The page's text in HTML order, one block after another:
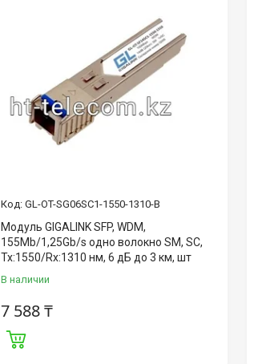
GL-OT-SG06SC1-1550-1310-B
Модуль GIGALINK SFP, WDM,
155Mb/1,25Gb/s одно волокно SM, SC,
Tx:1550/Rx:1310 нм, 6 дБ до 3 км, шт
В наличии
7 588 ₸